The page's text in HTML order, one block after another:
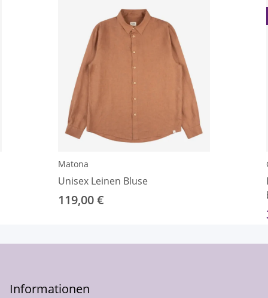
Matona
Unisex Leinen Bluse
119,00 €
Informationen